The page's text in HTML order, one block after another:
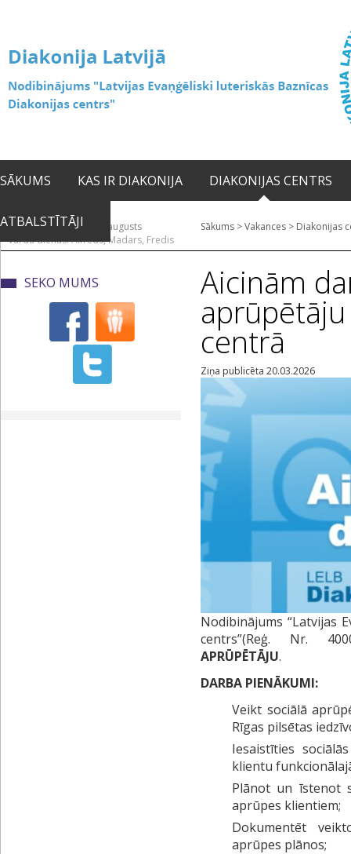
SĀKUMS KAS IR DIAKONIJA DIAKONIJAS CENTRS
ATBALSTĪTĀJI2026. gada 07. augusts
Vārda dienas: Alfrēds, Madars, Fredis
Sākums >Vakances > Diakonijas
SEKO MUMS Aicinām
centrā
Ziņa publicēta 20.03.2026
Nodibinājums “Latvijas
centrs”(Reģ. Nr.
APRŪPĒTĀJU.
DARBA PIENĀKUMI:
Veikt sociālā
Rīgas pilsētas
Iesaistīties
klientu
Plānot un īstenot
aprūpes klientiem;
Dokumentēt
aprūpes plānos;